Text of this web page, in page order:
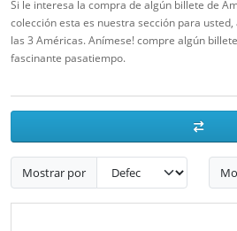
Si le interesa la compra de algún billete de
colección esta es nuestra sección para
las 3 Américas. Anímese! compre algún
fascinante pasatiempo.
Mostrar por